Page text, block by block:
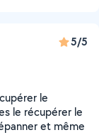
5/5
le
le récupérer le
et même